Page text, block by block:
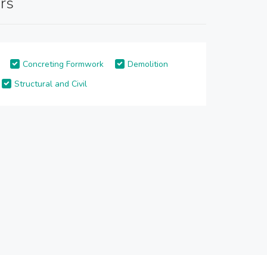
Concreting Formwork
Demolition
Structural and Civil